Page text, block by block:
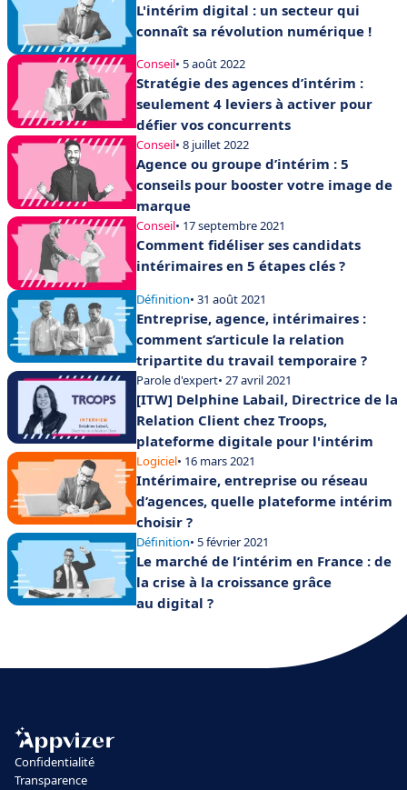
L'intérim digital : un secteur qui
connaît sa révolution numérique !
Conseil• 5 août 2022
Stratégie des agences d’intérim :
seulement 4 leviers à activer pour
défier vos concurrents
Conseil• 8 juillet 2022
Agence ou groupe d’intérim : 5
conseils pour booster votre image de
marque
Conseil• 17 septembre 2021
Comment fidéliser ses candidats
intérimaires en 5 étapes clés ?
Définition• 31 août 2021
Entreprise, agence, intérimaires :
comment s’articule la relation
tripartite du travail temporaire ?
Parole d'expert• 27 avril 2021
[ITW] Delphine Labail, Directrice de la
Relation Client chez Troops,
plateforme digitale pour l'intérim
Logiciel• 16 mars 2021
Intérimaire, entreprise ou réseau
d’agences, quelle plateforme intérim
choisir ?
Définition• 5 février 2021
Le marché de l’intérim en France : de
la crise à la croissance grâce
au digital ?
Confidentialité
Transparence